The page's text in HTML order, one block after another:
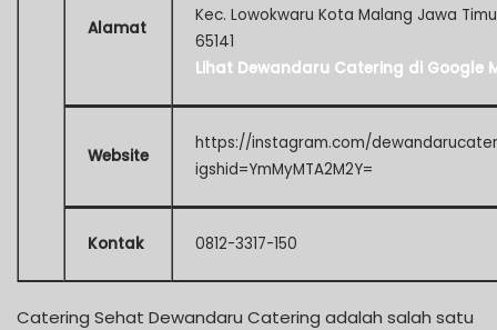
Alamat
Kec. Lowokwaru Kota Malang Jawa
65141
Lihat Dewandaru Catering di Google
Website
https://instagram.com/
igshid=YmMyMTA2M2Y=
Kontak 0812-3317-150
Catering Sehat Dewandaru Catering adalah salah satu